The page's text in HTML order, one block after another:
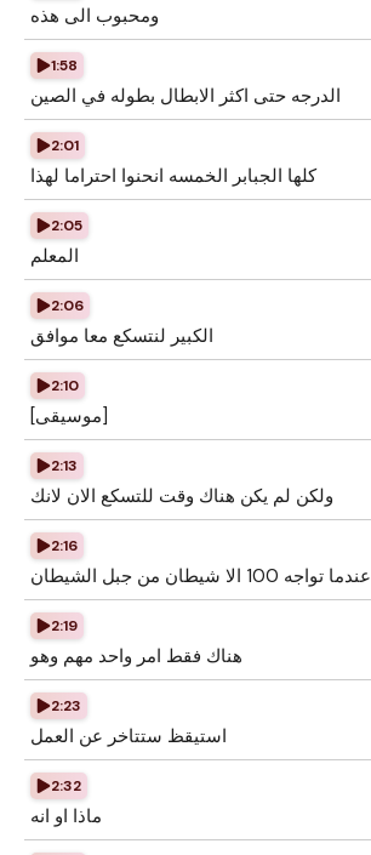
ومحبوب الى هذه
1:58
الدرجه حتى اكثر الابطال بطوله في الصين
2:01
كلها الجبابر الخمسه انحنوا احتراما لهذا
2:05
المعلم
2:06
الكبير لنتسكع معا موافق
2:10
[موسيقى]
2:13
ولكن لم يكن هناك وقت للتسكع الان لانك
2:16
عندما تواجه 100 الا شيطان من جبل الشيطان
2:19
هناك فقط امر واحد مهم وهو
2:23
استيقظ ستتاخر عن العمل
2:32
ماذا او انه